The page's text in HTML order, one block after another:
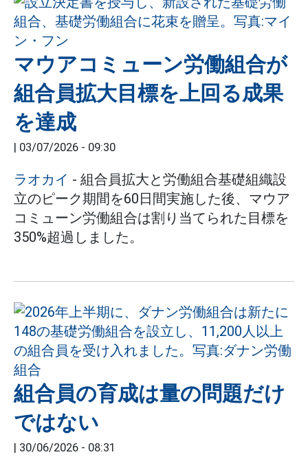
マウアコミューン労働組合が
組合員拡大目標を上回る成果
を達成
| 03/07/2026 - 09:30
ラオカイ - 組合員拡大と労働組合基礎組織設
立のピーク期間を60日間実施した後、マウア
コミューン労働組合は割り当てられた目標を
350%超過しました。
組合員の育成は量の問題だけ
ではない
| 30/06/2026 - 08:31